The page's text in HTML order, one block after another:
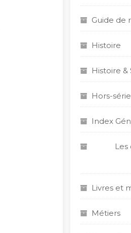
Guide de
Histoire
Histoire &
Hors-série
Index
Livres et
Métiers